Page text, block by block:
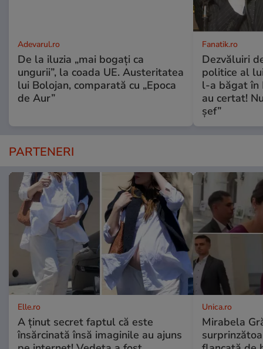
Adevarul.ro
De la iluzia „mai bogați ca
ungurii”, la coada UE. Austeritatea
lui Bolojan, comparată cu „Epoca
de Aur”
Fanatik.ro
Dezvăluiri
politice al
l-a băgat în
au certat!
șef”
PARTENERI
Elle.ro
A ținut secret faptul că este
însărcinată însă imaginile au ajuns
Unica.ro
Mirabela